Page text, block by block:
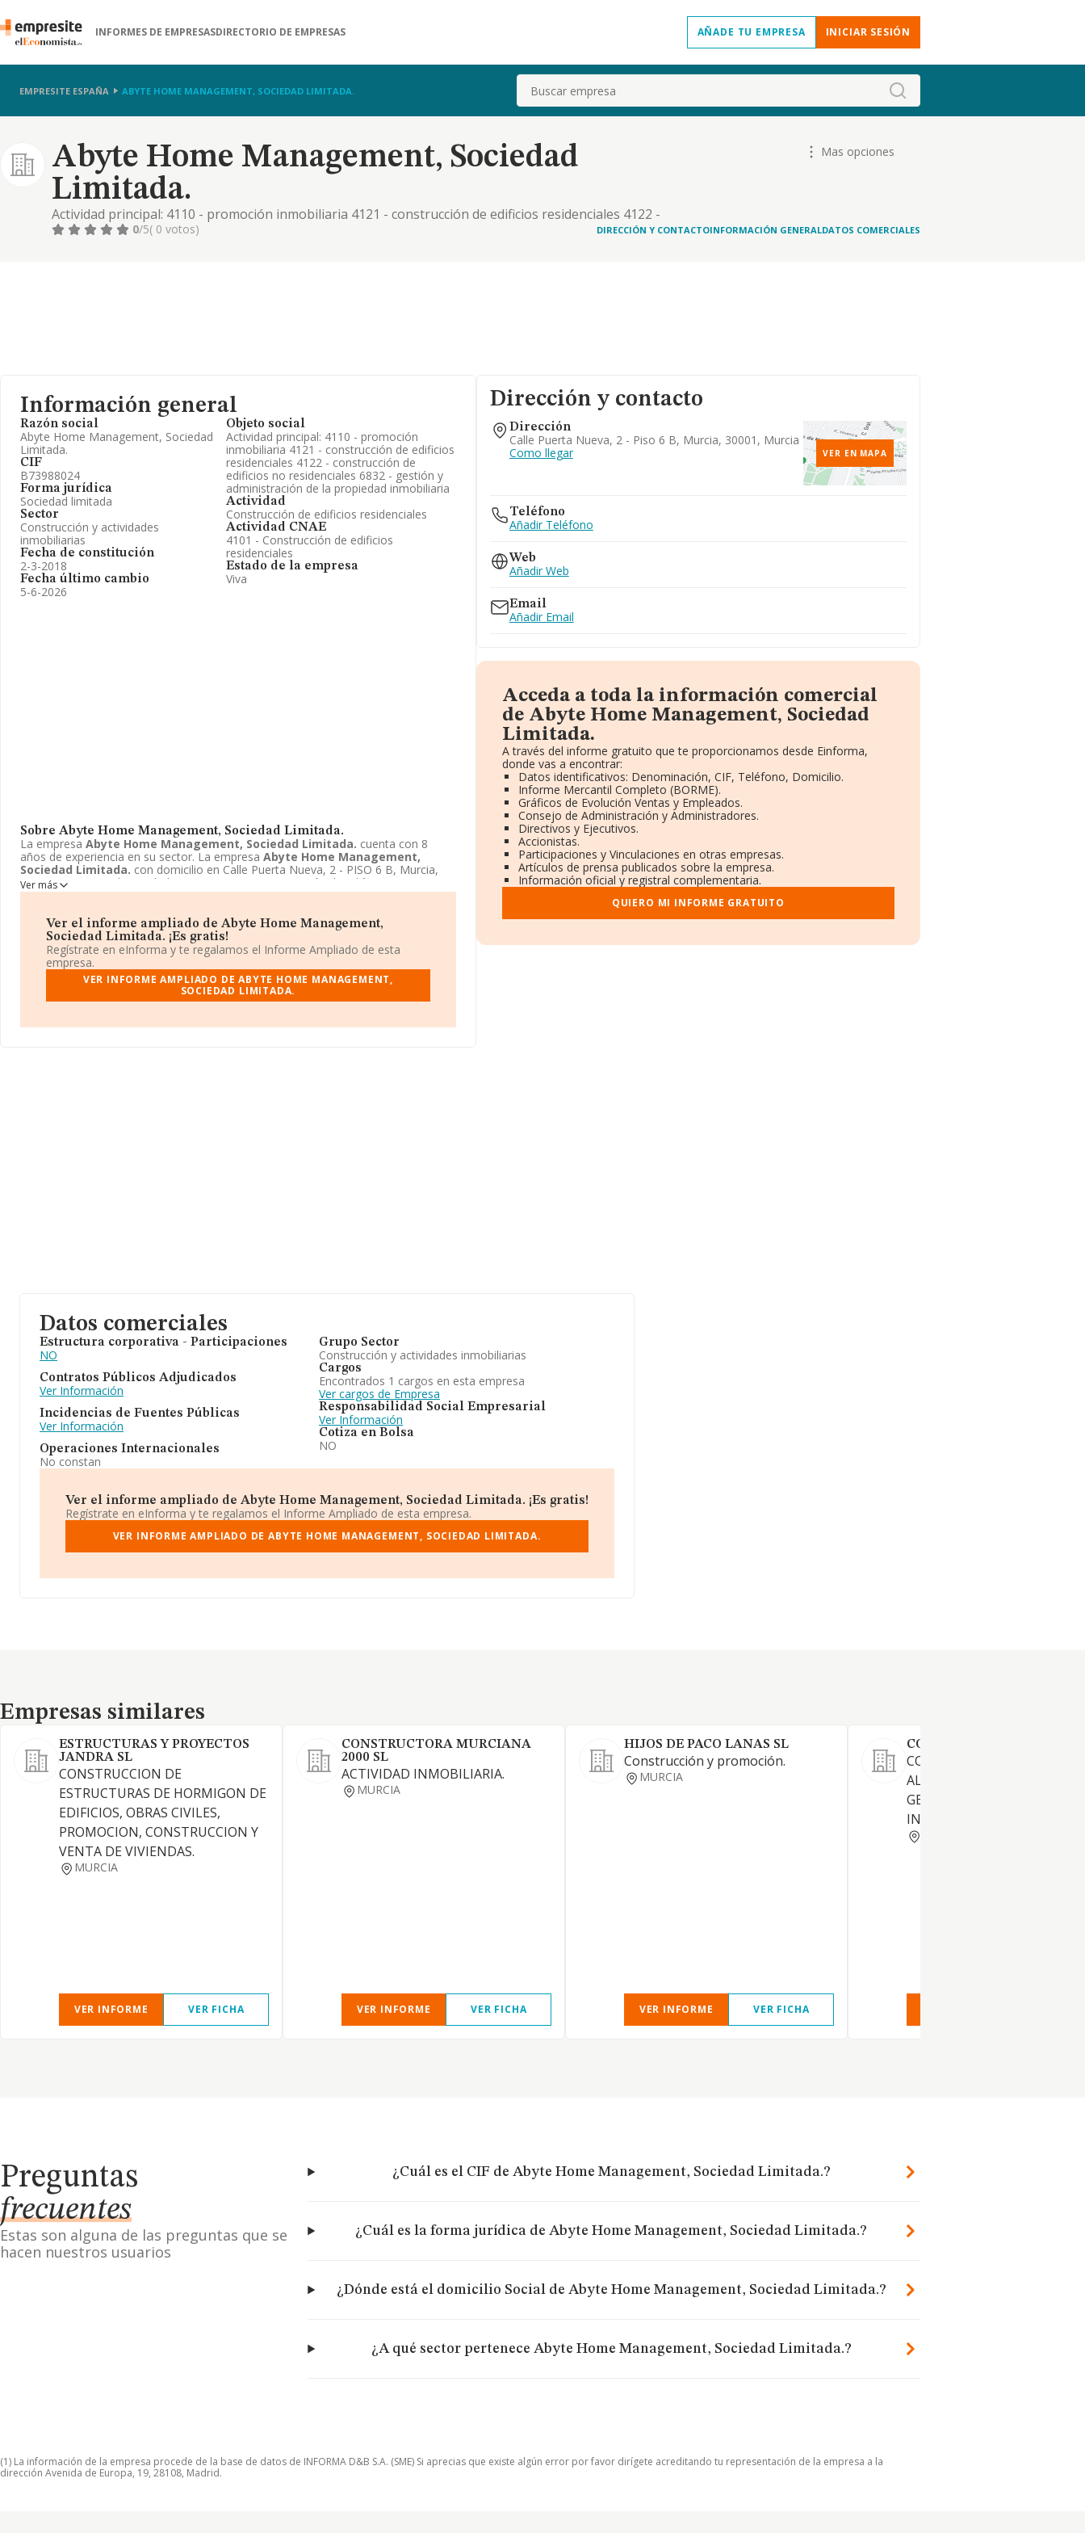
INFORMES DE EMPRESASDIRECTORIO DE EMPRESAS AÑADE TU EMPRESA INICIAR SESIÓN
EMPRESITE ESPAÑA ABYTE HOME MANAGEMENT, SOCIEDAD LIMITADA. Buscar
Abyte Home Management, Sociedad
Limitada.
Actividad principal: 4110 - promoción inmobiliaria 4121 - construcción de edificios residenciales 4122 -
construcción de edificios no residenciales 6832 - gestión y administración de la propiedad inmobiliaria
Mas opciones
0/5( 0 votos) DIRECCIÓN Y CONTACTOINFORMACIÓN GENERALDATOS COMERCIALES
Información general
Razón social
Abyte Home Management, Sociedad
Limitada.
CIF
B73988024
Forma jurídica
Sociedad limitada
Sector
Construcción y actividades
inmobiliarias
Fecha de constitución
2-3-2018
Fecha último cambio
5-6-2026
Objeto social
Actividad principal: 4110 - promoción
inmobiliaria 4121 - construcción de edificios
residenciales 4122 - construcción de
edificios no residenciales 6832 - gestión y
administración de la propiedad inmobiliaria
Actividad
Construcción de edificios residenciales
Actividad CNAE
4101 - Construcción de edificios
residenciales
Estado de la empresa
Viva
Sobre Abyte Home Management, Sociedad Limitada.
La empresa Abyte Home Management, Sociedad Limitada. cuenta con 8
años de experiencia en su sector. La empresa Abyte Home Management,
Sociedad Limitada. con domicilio en Calle Puerta Nueva, 2 - PISO 6 B, Murcia,
Murcia. Su principal actividad CNAE es 4101 - Construcción de edificios
residenciales. La empresaAbyte Home Management, Sociedad Limitada.está
Ver más
Ver el informe ampliado de Abyte Home Management,
Sociedad Limitada. ¡Es gratis!
Regístrate en eInforma y te regalamos el Informe Ampliado de esta
empresa.
VER INFORME AMPLIADO DE ABYTE HOME MANAGEMENT,
SOCIEDAD LIMITADA.
Dirección y contacto
Dirección
Calle Puerta Nueva, 2 - Piso 6 B, Murcia, 30001, Murcia
Como llegar
VER EN MAPA
Teléfono
Añadir Teléfono
Web
Añadir Web
Email
Añadir Email
Acceda a toda la información comercial
de Abyte Home Management, Sociedad
Limitada.
A través del informe gratuito que te proporcionamos desde Einforma,
donde vas a encontrar:
Datos identificativos: Denominación, CIF, Teléfono, Domicilio.
Informe Mercantil Completo (BORME).
Gráficos de Evolución Ventas y Empleados.
Consejo de Administración y Administradores.
Directivos y Ejecutivos.
Accionistas.
Participaciones y Vinculaciones en otras empresas.
Artículos de prensa publicados sobre la empresa.
Información oficial y registral complementaria.
QUIERO MI INFORME GRATUITO
Datos comerciales
Estructura corporativa - Participaciones
NO
Contratos Públicos Adjudicados
Ver Información
Incidencias de Fuentes Públicas
Ver Información
Operaciones Internacionales
No constan
Grupo Sector
Construcción y actividades inmobiliarias
Cargos
Encontrados 1 cargos en esta empresa
Ver cargos de Empresa
Responsabilidad Social Empresarial
Ver Información
Cotiza en Bolsa
NO
Ver el informe ampliado de Abyte Home Management, Sociedad Limitada. ¡Es gratis!
Regístrate en eInforma y te regalamos el Informe Ampliado de esta empresa.
VER INFORME AMPLIADO DE ABYTE HOME MANAGEMENT, SOCIEDAD LIMITADA.
Empresas similares
Empresas similares
ESTRUCTURAS Y PROYECTOS
JANDRA SL
CONSTRUCCION DE
ESTRUCTURAS DE HORMIGON DE
EDIFICIOS, OBRAS CIVILES,
PROMOCION, CONSTRUCCION Y
VENTA DE VIVIENDAS.
MURCIA
VER INFORME VER FICHA
CONSTRUCTORA MURCIANA
2000 SL
ACTIVIDAD INMOBILIARIA.
MURCIA
VER INFORME VER FICHA
HIJOS DE PACO LANAS SL
Construcción y promoción.
MURCIA
VER INFORME VER FICHA
CONSTRUCCIONES
CONSTRUCCION DE OBRAS
ALBANILERIA EN
GENERAL.DIRECTA E
INDIRECTAMENTE.
Preguntas
frecuentes
Estas son alguna de las preguntas que se
hacen nuestros usuarios
¿Cuál es el CIF de Abyte Home Management, Sociedad Limitada.?
¿Cuál es la forma jurídica de Abyte Home Management, Sociedad Limitada.?
¿Dónde está el domicilio Social de Abyte Home Management, Sociedad Limitada.?
¿A qué sector pertenece Abyte Home Management, Sociedad Limitada.?
(1) La información de la empresa procede de la base de datos de INFORMA D&B S.A. (SME) Si aprecias que existe algún error por favor dirígete acreditando tu representación de la empresa a la
dirección Avenida de Europa, 19, 28108, Madrid.